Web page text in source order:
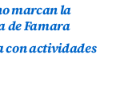
marcan la
de Famara
con actividades